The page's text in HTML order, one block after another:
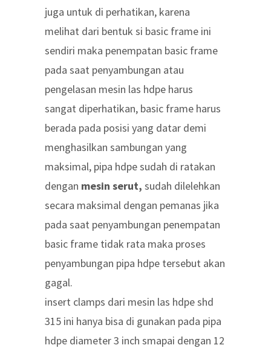
juga untuk di perhatikan, karena
melihat dari bentuk si basic frame ini
sendiri maka penempatan basic frame
pada saat penyambungan atau
pengelasan mesin las hdpe harus
sangat diperhatikan, basic frame harus
berada pada posisi yang datar demi
menghasilkan sambungan yang
maksimal, pipa hdpe sudah di ratakan
dengan mesin serut, sudah dilelehkan
secara maksimal dengan pemanas jika
pada saat penyambungan penempatan
basic frame tidak rata maka proses
penyambungan pipa hdpe tersebut akan
gagal.
insert clamps dari mesin las hdpe shd
315 ini hanya bisa di gunakan pada pipa
hdpe diameter 3 inch smapai dengan 12